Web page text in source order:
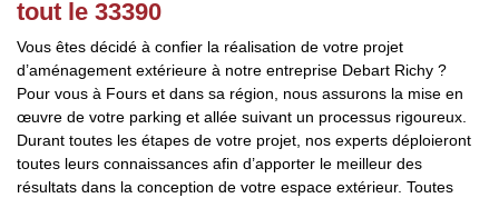
tout le 33390
Vous êtes décidé à confier la réalisation de votre projet
d’aménagement extérieure à notre entreprise Debart Richy ?
Pour vous à Fours et dans sa région, nous assurons la mise en
œuvre de votre parking et allée suivant un processus rigoureux.
Durant toutes les étapes de votre projet, nos experts déploieront
toutes leurs connaissances afin d’apporter le meilleur des
résultats dans la conception de votre espace extérieur. Toutes